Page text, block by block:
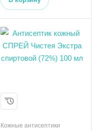
Кожные антисептики